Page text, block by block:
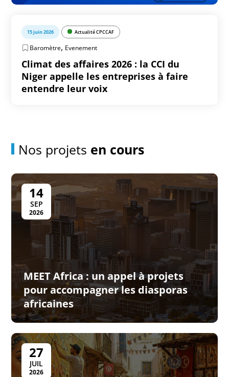
15 juin 2026 Actualité CPCCAF
Baromètre, Evenement
Climat des affaires 2026 : la CCI du
Niger appelle les entreprises à faire
entendre leur voix
Nos projets en cours
14
SEP
2026
MEET Africa : un appel à projets
pour accompagner les diasporas
africaines
27
JUIL
2026